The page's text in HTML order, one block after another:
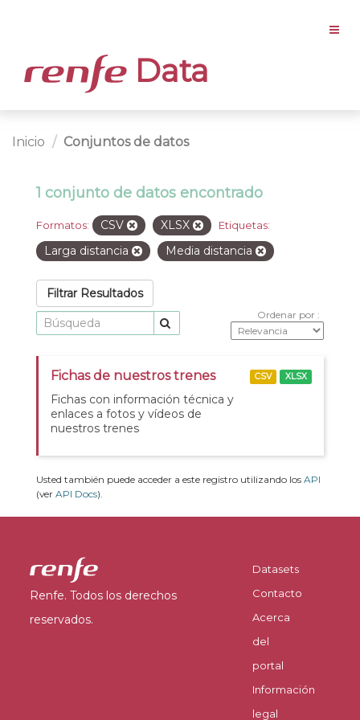
Data
Inicio Conjuntos de datos
1 conjunto de datos encontrado
Formatos: CSV XLSX Etiquetas:
Larga distancia Media distancia
Filtrar Resultados
Ordenar por
Fichas de nuestros trenes
Fichas con información técnica y
enlaces a fotos y vídeos de
nuestros trenes
CSV XLSX
Usted también puede acceder a este registro utilizando los API
(ver API Docs).
Renfe. Todos los derechos
reservados.
Datasets
Contacto
Acerca
del
portal
Información
legal